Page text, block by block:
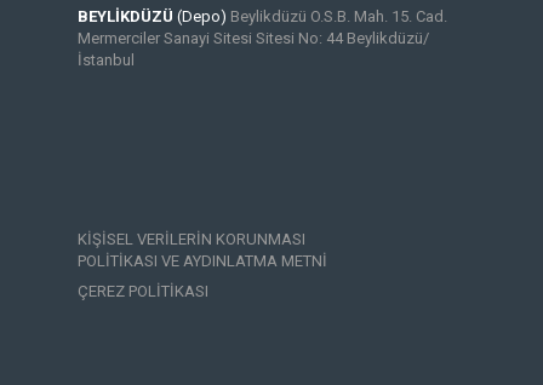
BEYLİKDÜZÜ (Depo) Beylikdüzü O.S.B. Mah. 15. Cad.
Mermerciler Sanayi Sitesi Sitesi No: 44 Beylikdüzü/
İstanbul
KİŞİSEL VERİLERİN KORUNMASI
POLİTİKASI VE AYDINLATMA METNİ
ÇEREZ POLİTİKASI